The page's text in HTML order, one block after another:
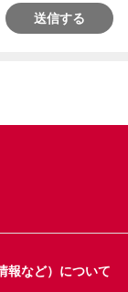
送信する
報など）について